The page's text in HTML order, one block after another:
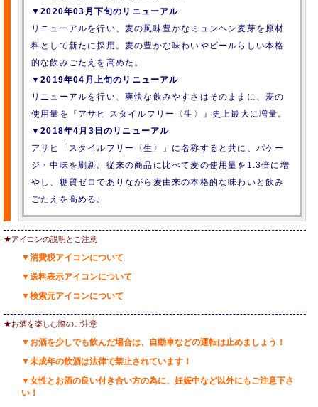
▼2020年03月下旬のリニューアル
リニューアルを行い、麦の風味豊かなミュンヘン麦芽を原材
料として新たに採用。麦の豊かな味わいやビールらしい本格
的な飲みごたえを高めた。
▼2019年04月上旬のリニューアル
リニューアルを行い、爽快な飲みやすさはそのままに、麦の
使用量を『アサヒ スタイルフリー〈生〉』史上最大に増量。
▼2018年4月3日のリニューアル
アサヒ「スタイルフリー〈生〉」に名称すると共に、パケー
ジ・中味を刷新。従来の商品に比べて麦の使用量を1.3倍に増
やし、糖質ゼロでありながら麦由来の本格的な味わいと飲み
ごたえを高める。
★アイコンの説明とご注意
▼消費税アイコンについて
▼送料表示アイコンについて
▼検索元アイコンについて
★お酒を楽しむ際のご注意
▼お酒を少しでも飲んだ場合は、自動車などの運転は止めましょう！
▼未成年の飲酒は法律で禁止されています！
▼女性とお酒の良い付き合い方の為に、妊娠中など以外にもご注意下さ
い！